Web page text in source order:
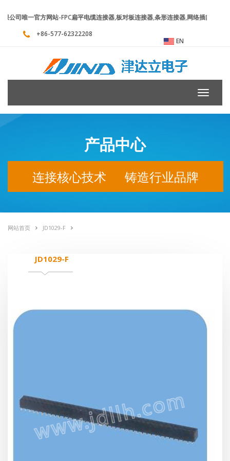
唯一官方网站-FPC扁平电缆连接器,板对板连接器,条形连接器,网络插口连接器
+86-577-62322208
EN
Toggle
产品中心
连接核心技术 铸造行业品牌
网站首页 JD1029-F
JD1029-F